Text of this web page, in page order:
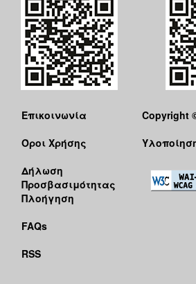
Επικοινωνία
Όροι Χρήσης
Δήλωση
Προσβασιμότητας
Πλοήγηση
FAQs
RSS
Copyright